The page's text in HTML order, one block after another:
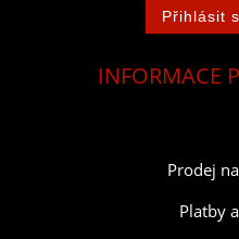
INFORMACE
Prodej
Platby